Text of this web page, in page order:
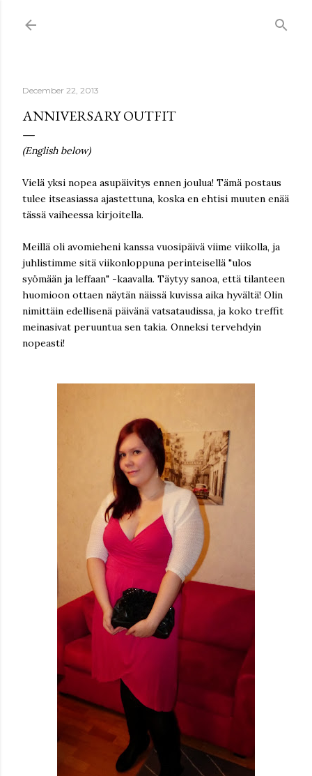
December 22, 2013
ANNIVERSARY OUTFIT
(English below)
Vielä yksi nopea asupäivitys ennen joulua! Tämä postaus
tulee itseasiassa ajastettuna, koska en ehtisi muuten enää
tässä vaiheessa kirjoitella.
Meillä oli avomieheni kanssa vuosipäivä viime viikolla, ja
juhlistimme sitä viikonloppuna perinteisellä "ulos
syömään ja leffaan" -kaavalla. Täytyy sanoa, että tilanteen
huomioon ottaen näytän näissä kuvissa aika hyvältä! Olin
nimittäin edellisenä päivänä vatsataudissa, ja koko treffit
meinasivat peruuntua sen takia. Onneksi tervehdyin
nopeasti!